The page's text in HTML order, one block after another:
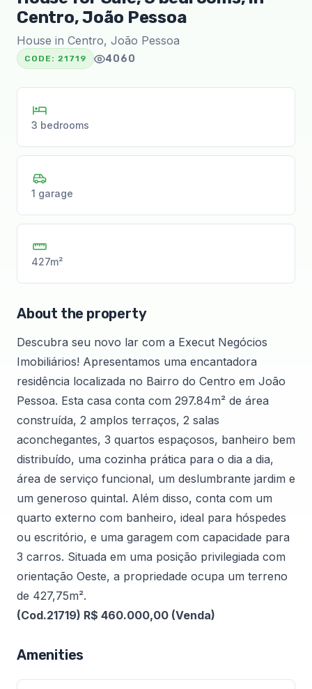
Centro, João Pessoa
House in Centro, João Pessoa
CODE: 21719 4060
3 bedrooms
1 garage
427m²
About the property
Descubra seu novo lar com a Execut Negócios
Imobiliários! Apresentamos uma encantadora
residência localizada no Bairro do Centro em João
Pessoa. Esta casa conta com 297.84m² de área
construída, 2 amplos terraços, 2 salas
aconchegantes, 3 quartos espaçosos, banheiro bem
distribuído, uma cozinha prática para o dia a dia,
área de serviço funcional, um deslumbrante jardim e
um generoso quintal. Além disso, conta com um
quarto externo com banheiro, ideal para hóspedes
ou escritório, e uma garagem com capacidade para
3 carros. Situada em uma posição privilegiada com
orientação Oeste, a propriedade ocupa um terreno
de 427,75m².
(Cod.21719) R$ 460.000,00 (Venda)
Amenities